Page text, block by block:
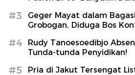
#3
Geger Mayat dalam
Grobogan, Diduga Bos
#4
Rudy Tanoesoedibjo
Tunda-tunda Penyidikan!
#5
Pria di Jakut Tersengat